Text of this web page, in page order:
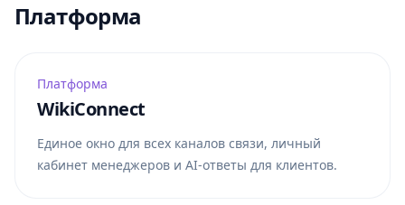
Платформа
Платформа
WikiConnect
Единое окно для всех каналов связи, личный
кабинет менеджеров и AI-ответы для клиентов.